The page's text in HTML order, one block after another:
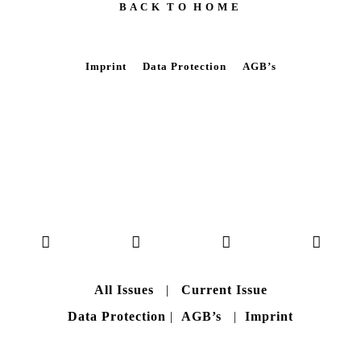
B A C K T O H O M E
Imprint Data Protection AGB’s
All Issues |
Current Issue
Data Protection | AGB’s | Imprint